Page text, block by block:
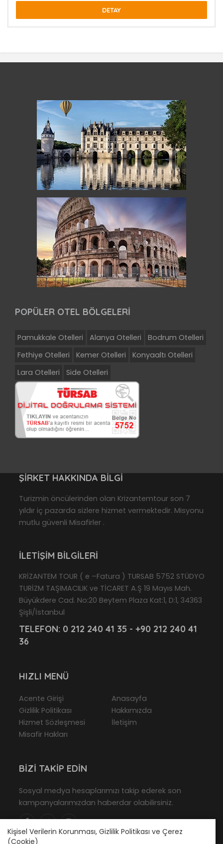
DETAY
POPÜLER OTEL BÖLGELERİ
Pamukkale Otelleri Alanya Otelleri
Bodrum Otelleri
Fethiye Otelleri
Kemer Otelleri
Konyaaltı Otelleri
Lara Otelleri
Side Otelleri
ŞIRKET HAKKINDA BILGI
Turizmin öncülerinden olan Krizantemtour son 7
yıldır iç pazarda sizlere hizmet vermektedir. Misyonu
mutlu güvenli Misafirler .
İLETIŞIM BILGILERI
KRİZANTEM TOUR ( e –Fatura ) TURSAB 5752 STÜDYO
TURİZM TAŞIMACILIK ve TİCARET A.Ş 19 Mayıs Mah.
Büyükdere Cad. No:20 Beytem Plaza Kat:1, D:1, 34363
Şişli/İstanbul
TELEFON: 0 212 240 41 35 - +90 212 240 41
36
HIZLI MENÜ
Acente Girişi
Anasayfa
Gizlilik Politikası
Hakkımızda
Hizmet Sözleşmesi
İletişim
Misafir Hakları
BIZI TAKIP EDIN
Sosyal medya hesaplarımızı takip ederek son
kampanyalarımızdan haberdar olabilirsiniz.
Kişisel Verilerin Korunması, Gizlilik Politikası ve Çerez
(Cookie)